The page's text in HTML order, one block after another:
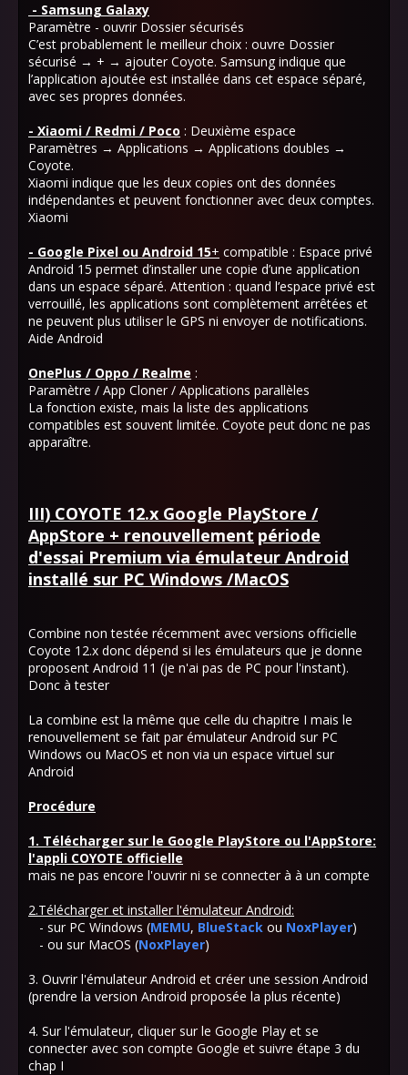
- Samsung Galaxy
Paramètre - ouvrir Dossier sécurisés
C’est probablement le meilleur choix : ouvre Dossier
sécurisé → + → ajouter Coyote. Samsung indique que
l’application ajoutée est installée dans cet espace séparé,
avec ses propres données.
- Xiaomi / Redmi / Poco : Deuxième espace
Paramètres → Applications → Applications doubles →
Coyote.
Xiaomi indique que les deux copies ont des données
indépendantes et peuvent fonctionner avec deux comptes.
Xiaomi
- Google Pixel ou Android 15+ compatible : Espace privé
Android 15 permet d’installer une copie d’une application
dans un espace séparé. Attention : quand l’espace privé est
verrouillé, les applications sont complètement arrêtées et
ne peuvent plus utiliser le GPS ni envoyer de notifications.
Aide Android
OnePlus / Oppo / Realme :
Paramètre / App Cloner / Applications parallèles
La fonction existe, mais la liste des applications
compatibles est souvent limitée. Coyote peut donc ne pas
apparaître.
III) COYOTE 12.x Google PlayStore /
AppStore + renouvellement période
d'essai Premium via émulateur Android
installé sur PC Windows /MacOS
Combine non testée récemment avec versions officielle
Coyote 12.x donc dépend si les émulateurs que je donne
proposent Android 11 (je n'ai pas de PC pour l'instant).
Donc à tester
La combine est la même que celle du chapitre I mais le
renouvellement se fait par émulateur Android sur PC
Windows ou MacOS et non via un espace virtuel sur
Android
Procédure
1. Télécharger sur le Google PlayStore ou l'AppStore:
l'appli COYOTE officielle
mais ne pas encore l'ouvrir ni se connecter à à un compte
2.Télécharger et installer l'émulateur Android:
- sur PC Windows (MEMU, BlueStack ou NoxPlayer)
- ou sur MacOS (NoxPlayer)
3. Ouvrir l'émulateur Android et créer une session Android
(prendre la version Android proposée la plus récente)
4. Sur l'émulateur, cliquer sur le Google Play et se
connecter avec son compte Google et suivre étape 3 du
chap I